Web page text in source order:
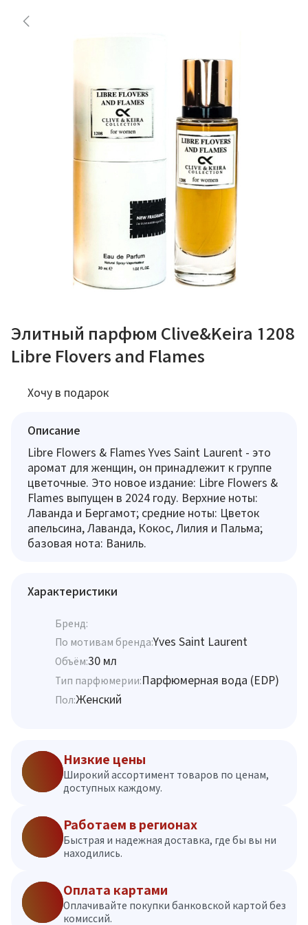
Элитный парфюм Clive&Keira 1208
Libre Flovers and Flames
Хочу в подарок
Описание
Libre Flowers & Flames Yves Saint Laurent - это
аромат для женщин, он принадлежит к группе
цветочные. Это новое издание: Libre Flowers &
Flames выпущен в 2024 году. Верхние ноты:
Лаванда и Бергамот; средние ноты: Цветок
апельсина, Лаванда, Кокос, Лилия и Пальма;
базовая нота: Ваниль.
Характеристики
Бренд:
По мотивам бренда:Yves Saint Laurent
Объём:30 мл
Тип парфюмерии:Парфюмерная вода (EDP)
Пол:Женский
Низкие цены
Широкий ассортимент товаров по ценам,
доступных каждому.
Работаем в регионах
Быстрая и надежная доставка, где бы вы ни
находились.
Оплата картами
Оплачивайте покупки банковской картой без
комиссий.